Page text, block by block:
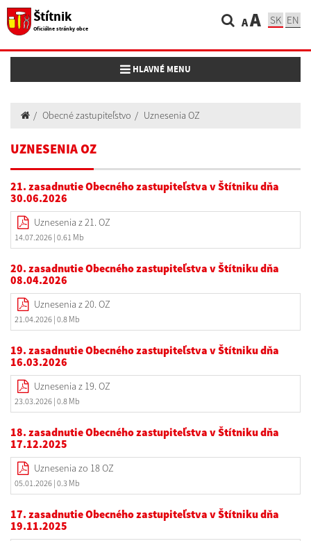
Štítnik
Oficiálne stránky obce AA SK EN
Toggle navigation
HLAVNÉ MENU
Obecné zastupiteľstvo Uznesenia OZ
UZNESENIA OZ
21. zasadnutie Obecného zastupiteľstva v Štítniku dňa
30.06.2026
Uznesenia z 21. OZ
14.07.2026 | 0.61 Mb
20. zasadnutie Obecného zastupiteľstva v Štítniku dňa
08.04.2026
Uznesenia z 20. OZ
21.04.2026 | 0.8 Mb
19. zasadnutie Obecného zastupiteľstva v Štítniku dňa
16.03.2026
Uznesenia z 19. OZ
23.03.2026 | 0.8 Mb
18. zasadnutie Obecného zastupiteľstva v Štítniku dňa
17.12.2025
Uznesenia zo 18 OZ
05.01.2026 | 0.3 Mb
17. zasadnutie Obecného zastupiteľstva v Štítniku dňa
19.11.2025